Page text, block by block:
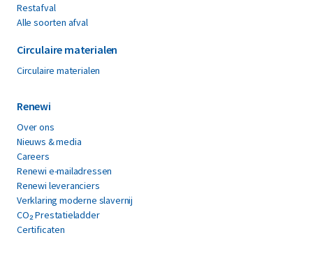
Restafval
Alle soorten afval
Circulaire materialen
Circulaire materialen
Renewi
Over ons
Nieuws & media
Careers
Renewi e-mailadressen
Renewi leveranciers
Verklaring moderne slavernij
CO₂ Prestatieladder
Certificaten